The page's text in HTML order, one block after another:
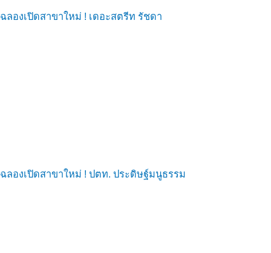
ฉลองเปิดสาขาใหม่ ! เดอะสตรีท รัชดา
ฉลองเปิดสาขาใหม่ ! ปตท. ประดิษฐ์มนูธรรม